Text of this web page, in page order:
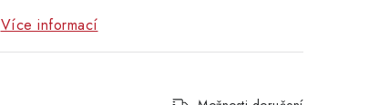
Více informací